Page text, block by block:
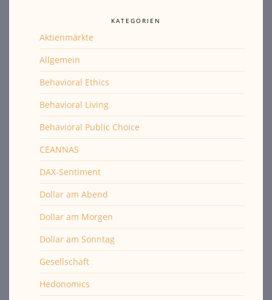
KATEGORIEN
Aktienmärkte
Allgemein
Behavioral Ethics
Behavioral Living
Behavioral Public Choice
CEANNAS
DAX-Sentiment
Dollar am Abend
Dollar am Morgen
Dollar am Sonntag
Gesellschaft
Hedonomics